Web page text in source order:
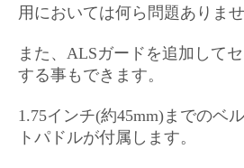
用においては何ら問題ありませ
また、ALSガードを追加して
する事もできます。
1.75インチ(約45mm)までのベ
トパドルが付属します。